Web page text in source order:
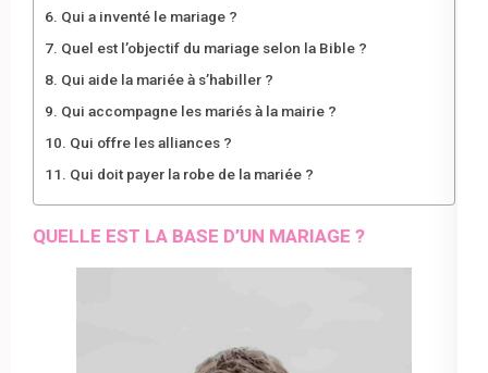
Qui a inventé le mariage ?
Quel est l’objectif du mariage selon la Bible ?
Qui aide la mariée à s’habiller ?
Qui accompagne les mariés à la mairie ?
Qui offre les alliances ?
Qui doit payer la robe de la mariée ?
QUELLE EST LA BASE D’UN MARIAGE ?